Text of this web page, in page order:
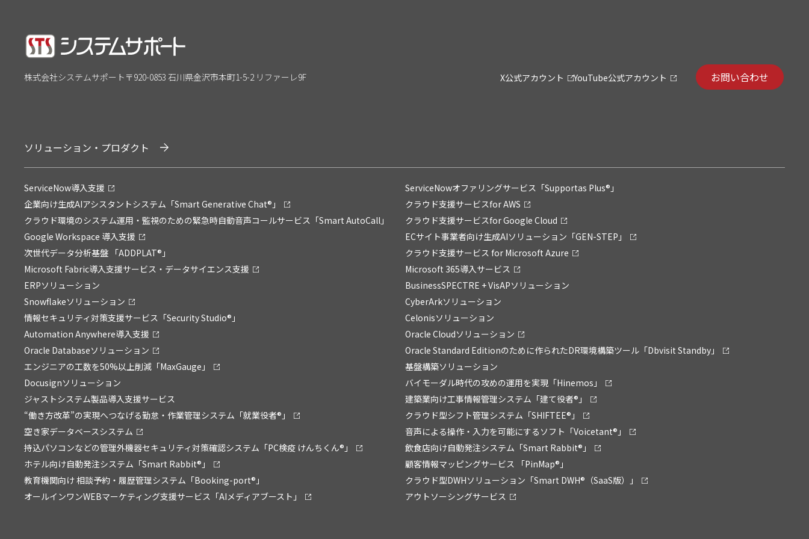
株式会社システムサポート 〒920-0853 石川県金沢市本町1-5-2 リファーレ9F X公式アカウント YouTube公式アカウント お問い合わせ
ソリューション・プロダクト
ServiceNow導入支援
ServiceNowオファリングサービス「Supportas Plus®」
企業向け生成AIアシスタントシステム「Smart Generative Chat®」
クラウド支援サービスfor AWS
クラウド環境のシステム運用・監視のための緊急時自動音声コールサービス「Smart AutoCall」
クラウド支援サービスfor Google Cloud
Google Workspace 導入支援
ECサイト事業者向け生成AIソリューション「GEN-STEP」
次世代データ分析基盤 「ADDPLAT®」
クラウド支援サービス for Microsoft Azure
Microsoft Fabric導入支援サービス・データサイエンス支援
Microsoft 365導入サービス
ERPソリューション
BusinessSPECTRE + VisAPソリューション
Snowflakeソリューション
CyberArkソリューション
情報セキュリティ対策支援サービス「Security Studio®」
Celonisソリューション
Automation Anywhere導入支援
Oracle Cloudソリューション
Oracle Databaseソリューション
Oracle Standard Editionのために作られたDR環境構築ツール「Dbvisit Standby」
エンジニアの工数を50%以上削減「MaxGauge」
基盤構築ソリューション
Docusignソリューション
バイモーダル時代の攻めの運用を実現「Hinemos」
ジャストシステム製品導入支援サービス
建築業向け工事情報管理システム「建て役者®」
“働き方改革”の実現へつなげる勤怠・作業管理システム「就業役者®」
クラウド型シフト管理システム「SHIFTEE®」
空き家データベースシステム
音声による操作・入力を可能にするソフト「Voicetant®」
持込パソコンなどの管理外機器セキュリティ対策確認システム「PC検疫 けんちくん®」
飲食店向け自動発注システム「Smart Rabbit®」
ホテル向け自動発注システム「Smart Rabbit®」
顧客情報マッピングサービス 「PinMap®」
教育機関向け 相談予約・履歴管理システム「Booking-port®」
クラウド型DWHソリューション「Smart DWH®（SaaS版）」
オールインワンWEBマーケティング支援サービス「AIメディアブースト」
アウトソーシングサービス